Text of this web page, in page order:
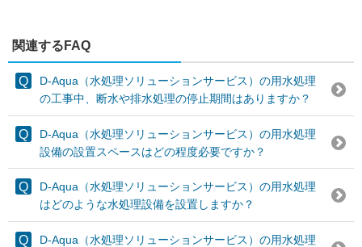
関連するFAQ
D-Aqua（水処理ソリューションサービス）の用水処理
の工事中、断水や排水処理の停止期間はありますか？
D-Aqua（水処理ソリューションサービス）の用水処理
設備の設置スペースはどの程度必要ですか？
D-Aqua（水処理ソリューションサービス）の用水処理
はどのような水処理設備を設置しますか？
D-Aqua（水処理ソリューションサービス）の用水処理